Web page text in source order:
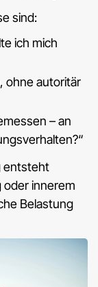
sind:
ich mich
ohne autoritär
– an
entsteht
innerem
Belastung